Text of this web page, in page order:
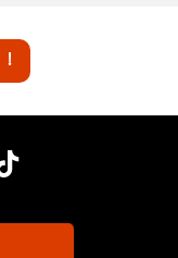
!
(nouvelle
Sur Linkedin
Sur Twitter
Sur